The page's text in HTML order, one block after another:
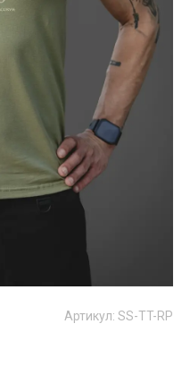
Артикул: SS-TT-RP